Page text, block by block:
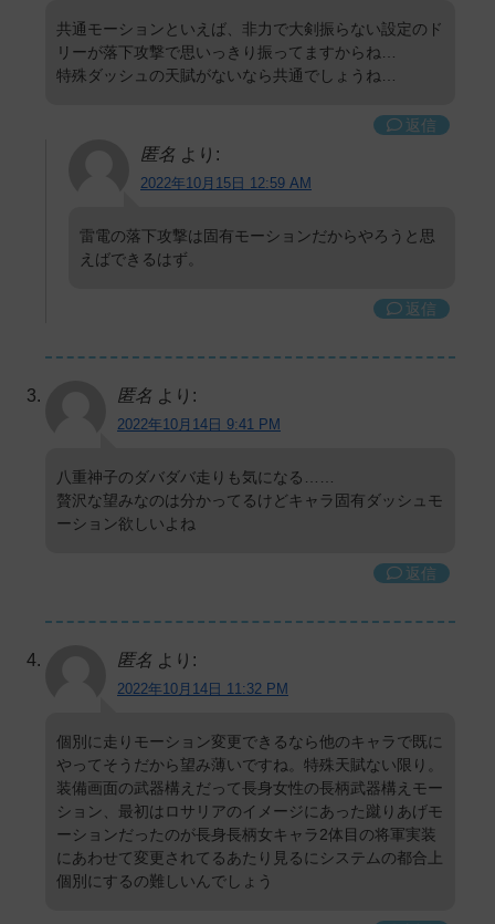
共通モーションといえば、非力で大剣振らない設定のド
リーが落下攻撃で思いっきり振ってますからね…
特殊ダッシュの天賦がないなら共通でしょうね…
返信
匿名 より:
2022年10月15日 12:59 AM
雷電の落下攻撃は固有モーションだからやろうと思
えばできるはず。
返信
匿名 より:
2022年10月14日 9:41 PM
八重神子のダバダバ走りも気になる……
贅沢な望みなのは分かってるけどキャラ固有ダッシュモ
ーション欲しいよね
返信
匿名 より:
2022年10月14日 11:32 PM
個別に走りモーション変更できるなら他のキャラで既に
やってそうだから望み薄いですね。特殊天賦ない限り。
装備画面の武器構えだって長身女性の長柄武器構えモー
ション、最初はロサリアのイメージにあった蹴りあげモ
ーションだったのが長身長柄女キャラ2体目の将軍実装
にあわせて変更されてるあたり見るにシステムの都合上
個別にするの難しいんでしょう